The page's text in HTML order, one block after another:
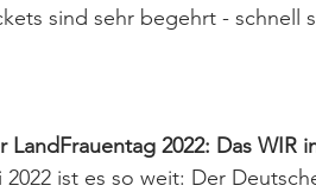
sind sehr begehrt - schnell
LandFrauentag 2022: Das WIR
2022 ist es so weit: Der